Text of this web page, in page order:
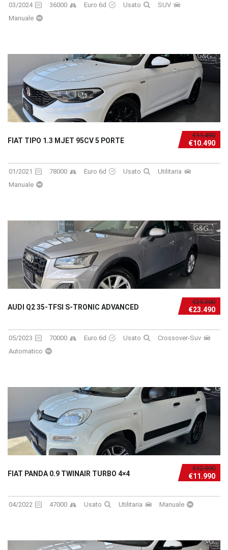
03/2024 36000 Euro 6d Usato
SUV
Manuale
€11.490
€10.490
FIAT TIPO 1.3 MJET 95CV 5 PORTE
01/2021 78000 Euro 6d Usato
Utilitaria
Manuale
€25.300
€23.490
AUDI Q2 35-TFSI S-TRONIC ADVANCED
05/2023 70000 Euro 6d Usato
Crossover-Suv
Automatico
€12.990
€11.990
FIAT PANDA 0.9 TWINAIR TURBO 4×4
04/2022 47000 Usato Utilitaria Manuale